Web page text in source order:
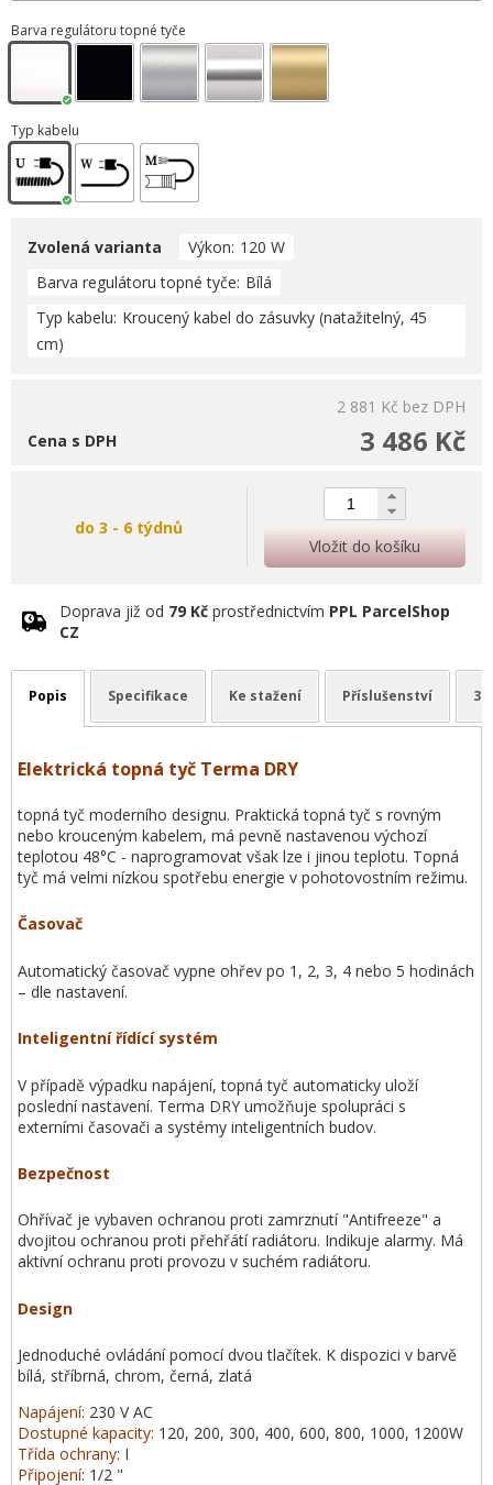
Barva regulátoru topné tyče
Typ kabelu
Zvolená varianta Výkon 120 W
Barva regulátoru topné tyče Bílá
Typ kabelu Kroucený kabel do zásuvky (natažitelný, 45
cm)
2 881 Kč bez DPH
3 486 Kč
Cena s DPH
do 3 - 6 týdnů
Vložit do košíku
Doprava již od 79 Kč prostřednictvím PPL ParcelShop
CZ
Popis Specifikace Ke stažení Příslušenství
Elektrická topná tyč Terma DRY
topná tyč moderního designu. Praktická topná tyč s rovným
nebo krouceným kabelem, má pevně nastavenou výchozí
teplotou 48°C - naprogramovat však lze i jinou teplotu. Topná
tyč má velmi nízkou spotřebu energie v pohotovostním režimu.
Časovač
Automatický časovač vypne ohřev po 1, 2, 3, 4 nebo 5 hodinách
– dle nastavení.
Inteligentní řídící systém
V případě výpadku napájení, topná tyč automaticky uloží
poslední nastavení. Terma DRY umožňuje spolupráci s
externími časovači a systémy inteligentních budov.
Bezpečnost
Ohřívač je vybaven ochranou proti zamrznutí "Antifreeze" a
dvojitou ochranou proti přehřátí radiátoru. Indikuje alarmy. Má
aktivní ochranu proti provozu v suchém radiátoru.
Design
Jednoduché ovládání pomocí dvou tlačítek. K dispozici v barvě
bílá, stříbrná, chrom, černá, zlatá
Napájení: 230 V AC
Dostupné kapacity: 120, 200, 300, 400, 600, 800, 1000, 1200W
Třída ochrany: I
Připojení: 1/2 "